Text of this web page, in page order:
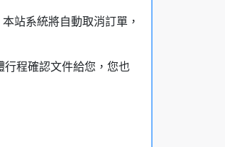
站系統將自動取消訂單，
行程確認文件給您，您也